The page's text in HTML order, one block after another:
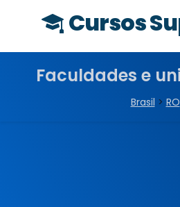
Cursos
Faculdades e
Brasil > RO